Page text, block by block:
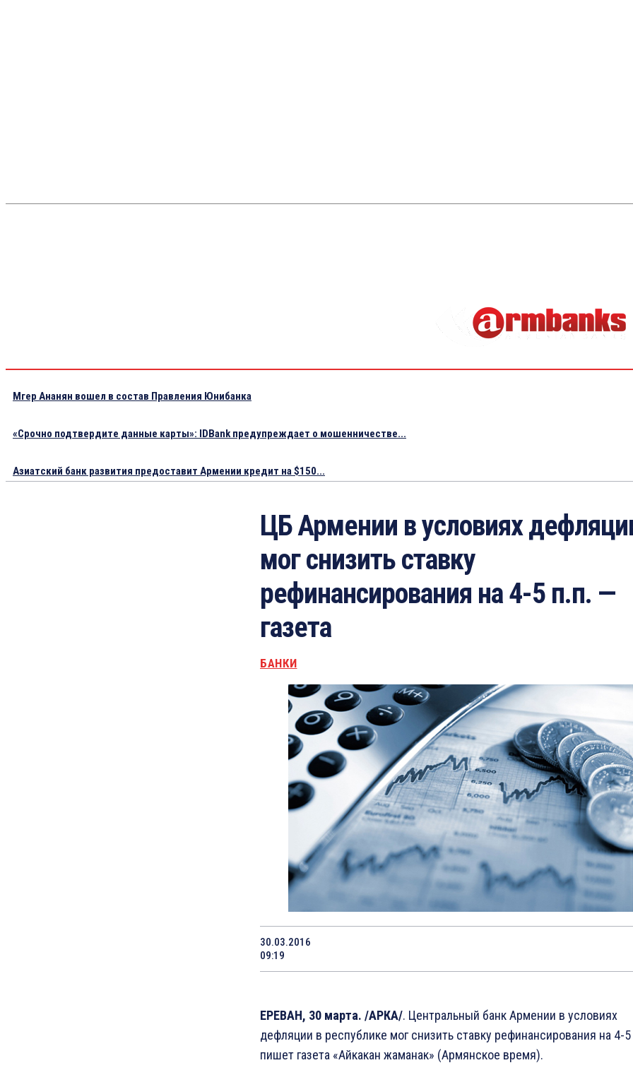
Мгер Ананян вошел в состав Правления Юнибанка
«Срочно подтвердите данные карты»: IDBank предупреждает о мошенничестве...
Азиатский банк развития предоставит Армении кредит на $150...
ЦБ Армении в условиях
мог снизить ставку
рефинансирования на 4-5 п.п. —
газета
БАНКИ
30.03.2016
09:19
ЕРЕВАН, 30 марта. /АРКА/. Центральный банк Армении в условиях
дефляции в республике мог снизить ставку рефинансирования на 4-5
пишет газета «Айкакан жаманак» (Армянское время).